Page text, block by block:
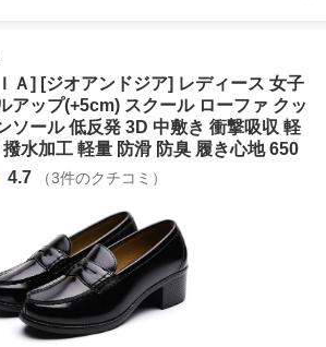
Ａ] [ジオアンドジア] レディース 女子
アップ(+5cm) スクール ローファ クッ
ソール 低反発 3D 中敷き 衝撃吸収 軽
水加工 軽量 防滑 防臭 履き心地 650
4.7 （3件のクチコミ）